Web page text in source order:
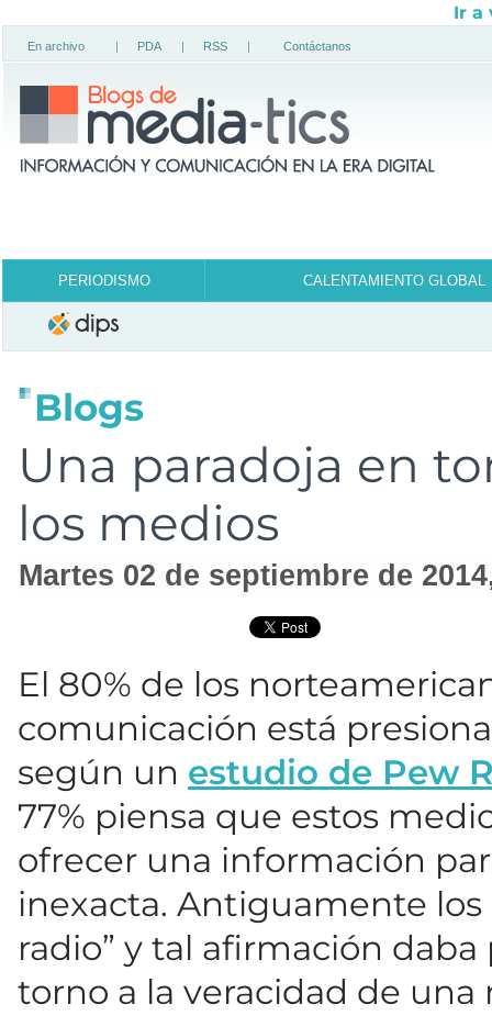
Ir a
En archivo | PDA | RSS | Contáctanos
PERIODISMO CALENTAMIENTO GLOBAL
Blogs
Una paradoja en
los medios
martes 02 de septiembre de 2014
El 80% de los
comunicación está
según un estudio de Pew
77% piensa que estos
ofrecer una información
inexacta. Antiguamente los
radio” y tal afirmación
torno a la veracidad de una